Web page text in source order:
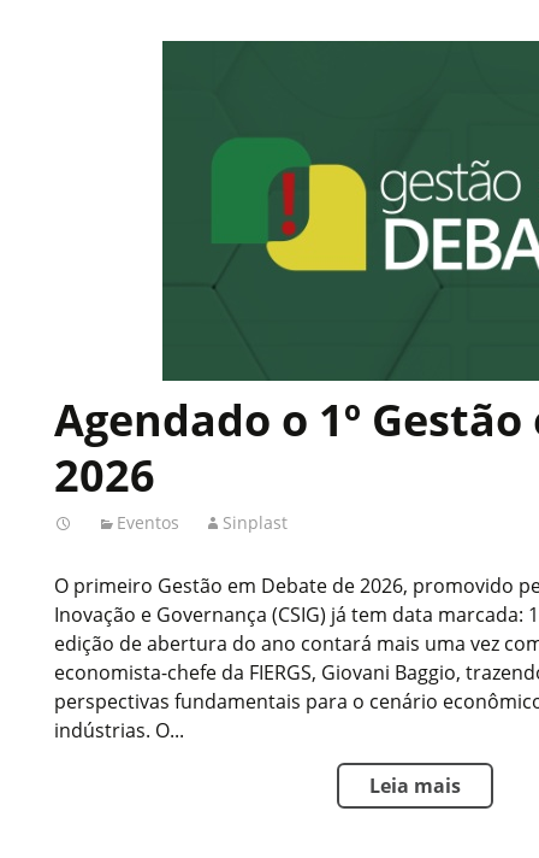
Agendado o 1º
2026
Eventos Sinplast
O primeiro Gestão em Debate de 2026, promovido
Inovação e Governança (CSIG) já tem data marcada:
edição de abertura do ano contará mais uma vez
economista-chefe da FIERGS, Giovani Baggio,
perspectivas fundamentais para o cenário
indústrias. O...
Leia mais